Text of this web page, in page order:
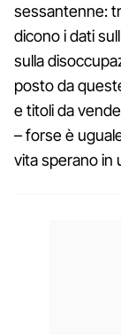
sessantenne:
dicono i dati
sulla
posto da
e titoli da
– forse è
vita sperano in